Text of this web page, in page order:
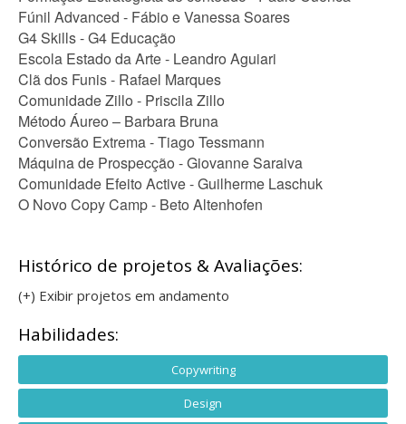
Fúnil Advanced - Fábio e Vanessa Soares
G4 Skills - G4 Educação
Escola Estado da Arte - Leandro Aguiari
Clã dos Funis - Rafael Marques
Comunidade Zillo - Priscila Zillo
Método Áureo – Barbara Bruna
Conversão Extrema - Tiago Tessmann
Máquina de Prospecção - Giovanne Saraiva
Comunidade Efeito Active - Guilherme Laschuk
O Novo Copy Camp - Beto Altenhofen
Histórico de projetos & Avaliações:
(+) Exibir projetos em andamento
Habilidades:
Copywriting
Design